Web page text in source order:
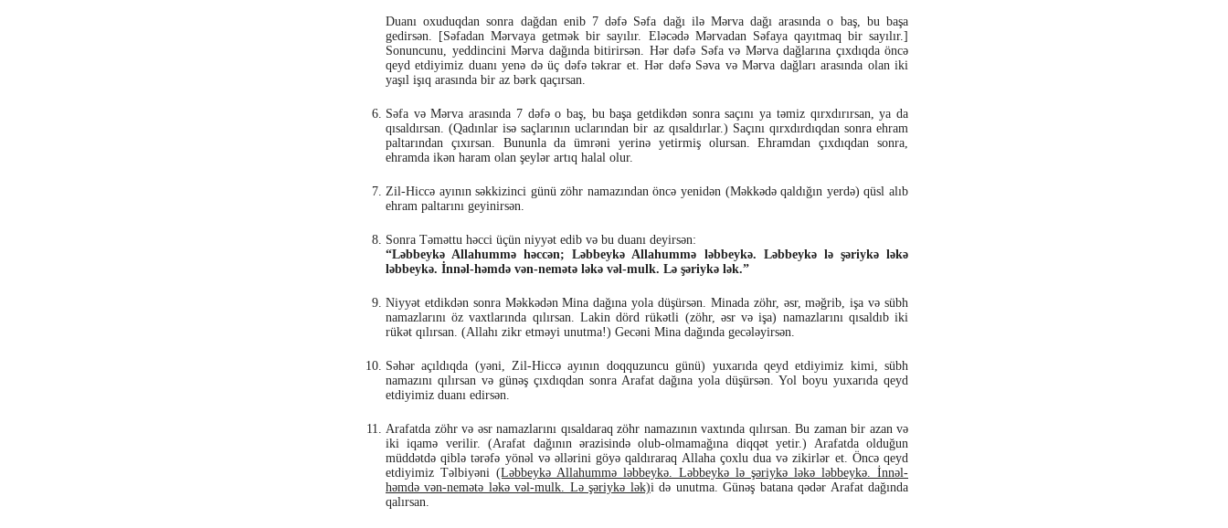
Duanı oxuduqdan sonra dağdan enib 7 dəfə Səfa dağı ilə Mərva dağı arasında o baş, bu başa
gedirsən. [Səfadan Mərvaya getmək bir sayılır. Eləcədə Mərvadan Səfaya qayıtmaq bir sayılır.]
Sonuncunu, yeddincini Mərva dağında bitirirsən. Hər dəfə Səfa və Mərva dağlarına çıxdıqda öncə
qeyd etdiyimiz duanı yenə də üç dəfə təkrar et. Hər dəfə Səva və Mərva dağları arasında olan iki
yaşıl işıq arasında bir az bərk qaçırsan.
Səfa və Mərva arasında 7 dəfə o baş, bu başa getdikdən sonra saçını ya təmiz qırxdırırsan, ya da
qısaldırsan. (Qadınlar isə saçlarının uclarından bir az qısaldırlar.) Saçını qırxdırdıqdan sonra ehram
paltarından çıxırsan. Bununla da ümrəni yerinə yetirmiş olursan. Ehramdan çıxdıqdan sonra,
ehramda ikən haram olan şeylər artıq halal olur.
Zil-Hiccə ayının səkkizinci günü zöhr namazından öncə yenidən (Məkkədə qaldığın yerdə) qüsl alıb
ehram paltarını geyinirsən.
Sonra Təməttu həcci üçün niyyət edib və bu duanı deyirsən:
“Ləbbeykə Allahummə həccən; Ləbbeykə Allahummə ləbbeykə. Ləbbeykə lə şəriykə ləkə
ləbbeykə. İnnəl-həmdə vən-nemətə ləkə vəl-mulk. Lə şəriykə lək.”
Niyyət etdikdən sonra Məkkədən Mina dağına yola düşürsən. Minada zöhr, əsr, məğrib, işa və sübh
namazlarını öz vaxtlarında qılırsan. Lakin dörd rükətli (zöhr, əsr və işa) namazlarını qısaldıb iki
rükət qılırsan. (Allahı zikr etməyi unutma!) Gecəni Mina dağında gecələyirsən.
Səhər açıldıqda (yəni, Zil-Hiccə ayının doqquzuncu günü) yuxarıda qeyd etdiyimiz kimi, sübh
namazını qılırsan və günəş çıxdıqdan sonra Arafat dağına yola düşürsən. Yol boyu yuxarıda qeyd
etdiyimiz duanı edirsən.
Arafatda zöhr və əsr namazlarını qısaldaraq zöhr namazının vaxtında qılırsan. Bu zaman bir azan və
iki iqamə verilir. (Arafat dağının ərazisində olub-olmamağına diqqət yetir.) Arafatda olduğun
müddətdə qiblə tərəfə yönəl və əllərini göyə qaldıraraq Allaha çoxlu dua və zikirlər et. Öncə qeyd
etdiyimiz Təlbiyəni (Ləbbeykə Allahummə ləbbeykə. Ləbbeykə lə şəriykə ləkə ləbbeykə. İnnəl-
həmdə vən-nemətə ləkə vəl-mulk. Lə şəriykə lək)i də unutma. Günəş batana qədər Arafat dağında
qalırsan.